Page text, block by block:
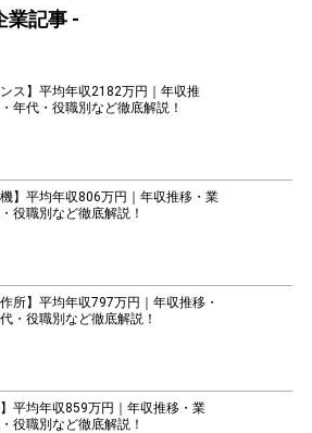
業記事 -
ンス】平均年収2182万円｜年収推
年代・役職別など徹底解説！
機】平均年収806万円｜年収推移・業
役職別など徹底解説！
作所】平均年収797万円｜年収推移・
・役職別など徹底解説！
】平均年収859万円｜年収推移・業
役職別など徹底解説！